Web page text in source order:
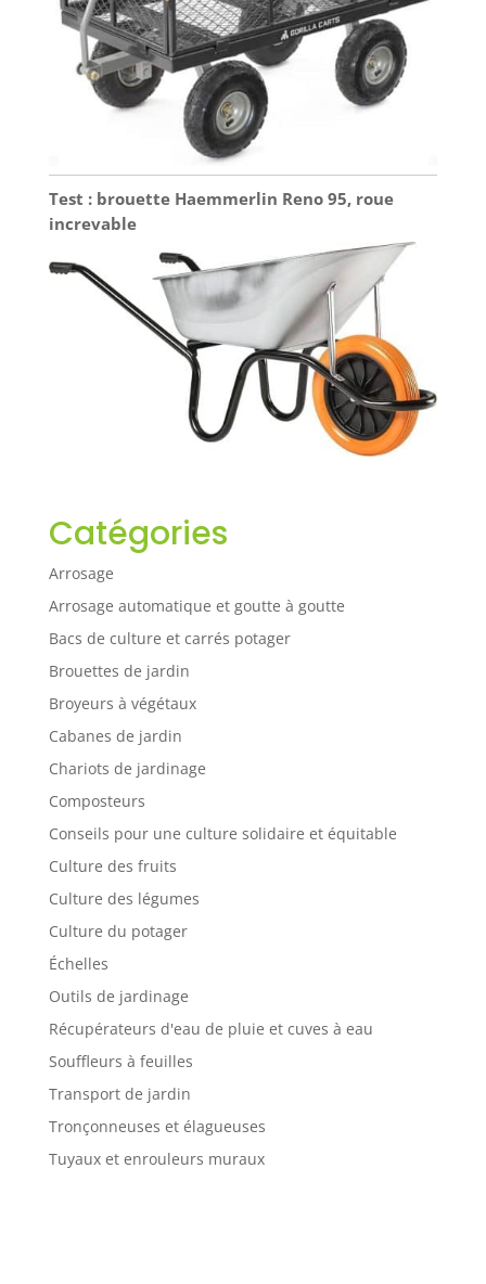
Test : brouette Haemmerlin Reno 95, roue
increvable
Catégories
Arrosage
Arrosage automatique et goutte à goutte
Bacs de culture et carrés potager
Brouettes de jardin
Broyeurs à végétaux
Cabanes de jardin
Chariots de jardinage
Composteurs
Conseils pour une culture solidaire et équitable
Culture des fruits
Culture des légumes
Culture du potager
Échelles
Outils de jardinage
Récupérateurs d'eau de pluie et cuves à eau
Souffleurs à feuilles
Transport de jardin
Tronçonneuses et élagueuses
Tuyaux et enrouleurs muraux